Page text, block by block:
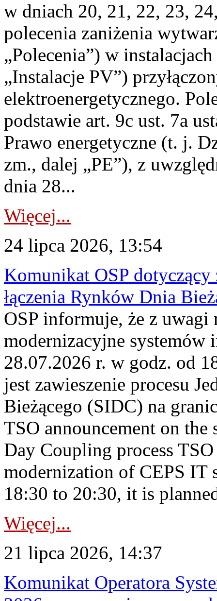
w dniach 20, 21, 22, 23,
polecenia zaniżenia
„Polecenia”) w
„Instalacje PV”)
elektroenergetycznego.
podstawie art. 9c ust. 7a
Prawo energetyczne (t. j.
zm., dalej „PE”), z
dnia 28...
Więcej...
24 lipca 2026, 13:54
Komunikat OSP dotyczący
łączenia Rynków Dnia
OSP informuje, że z uwagi
modernizacyjne
28.07.2026 r. w godz. od
jest zawieszenie procesu
Bieżącego (SIDC) na
TSO announcement on
Day Coupling process
modernization of CEPS IT
18:30 to 20:30, it is
Więcej...
21 lipca 2026, 14:37
Komunikat Operatora